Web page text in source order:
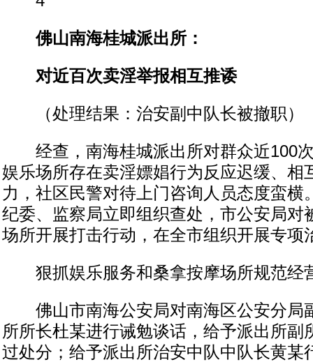
佛山南海桂城派出所：
对近百次卖淫举报相互推诿
（处理结果：治安副中队长被撤职）
经查，南海桂城派出所对群众近100
娱乐场所存在卖淫嫖娼行为反应迟缓、相
力，社区民警对待上门咨询人员态度蛮横
纪委、监察局立即组织查处，市公安局对
场所开展打击行动，在全市组织开展专项
狠抓娱乐服务和桑拿按摩场所规范经
佛山市南海公安局对南海区公安分局
所所长杜某进行诫勉谈话，给予派出所副
过处分；给予派出所治安中队中队长黄某